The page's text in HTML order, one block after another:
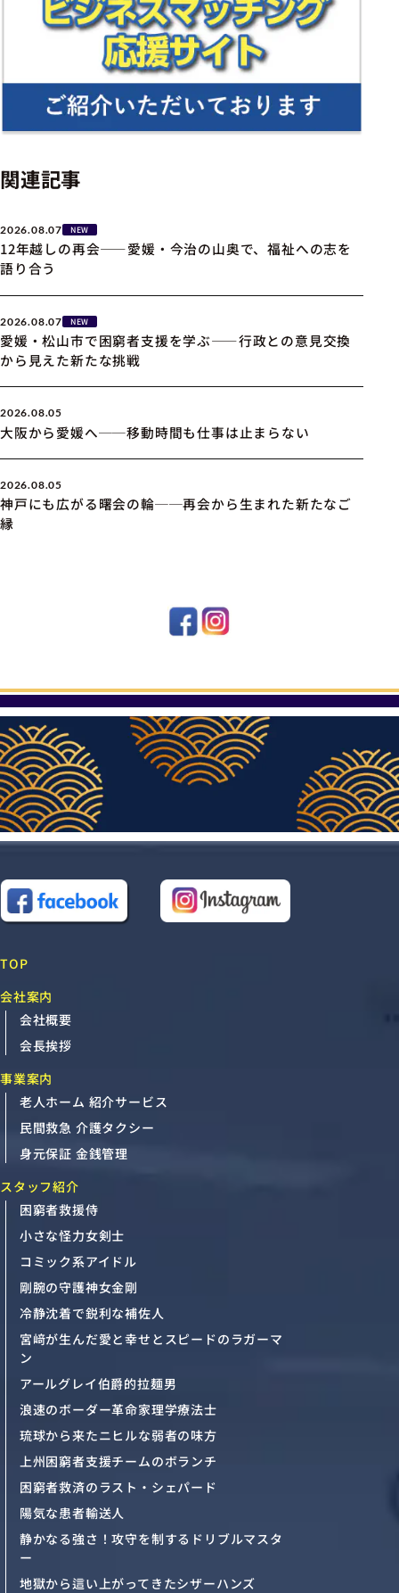
関連記事
2026.08.07 NEW
12年越しの再会――愛媛・今治の山奥で、福祉への志を
語り合う
2026.08.07 NEW
愛媛・松山市で困窮者支援を学ぶ――行政との意見交換
から見えた新たな挑戦
2026.08.05
大阪から愛媛へ──移動時間も仕事は止まらない
2026.08.05
神戸にも広がる曙会の輪──再会から生まれた新たなご
縁
TOP
会社案内
会社概要
会長挨拶
事業案内
老人ホーム 紹介サービス
民間救急 介護タクシー
身元保証 金銭管理
スタッフ紹介
困窮者救援侍
小さな怪力女剣士
コミック系アイドル
剛腕の守護神女金剛
冷静沈着で鋭利な補佐人
宮﨑が生んだ愛と幸せとスピードのラガーマ
ン
アールグレイ伯爵的拉麺男
浪速のボーダー革命家理学療法士
琉球から来たニヒルな弱者の味方
上州困窮者支援チームのボランチ
困窮者救済のラスト・シェパード
陽気な患者輸送人
静かなる強さ！攻守を制するドリブルマスタ
ー
地獄から這い上がってきたシザーハンズ